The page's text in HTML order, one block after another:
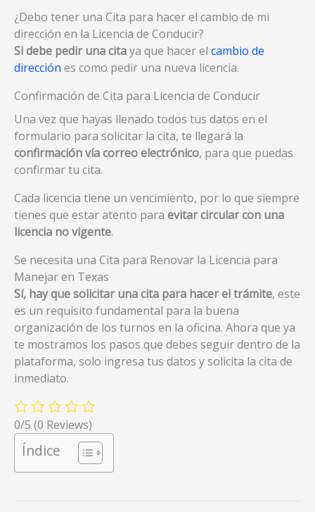
¿Debo tener una Cita para hacer el cambio de mi
dirección en la Licencia de Conducir?
Si debe pedir una citaya que hacer el cambio de
dirección es como pedir una nueva licencia.
Confirmación de Cita para Licencia de Conducir
Una vez que hayas llenado todos tus datos en el
formulario para solicitar la cita, te llegará la
confirmación vía correo electrónico, para que puedas
confirmar tu cita.
Cada licencia tiene un vencimiento, por lo que siempre
tienes que estar atento para evitar circular con una
licencia no vigente.
Se necesita una Cita para Renovar la Licencia para
Manejar en Texas
Sí, hay que solicitar una cita para hacer el trámite, este
es un requisito fundamental para la buena
organización de los turnos en la oficina. Ahora que ya
te mostramos los pasos que debes seguir dentro de la
plataforma, solo ingresa tus datos y solicita la cita de
inmediato.
0/5 (0 Reviews)
Índice